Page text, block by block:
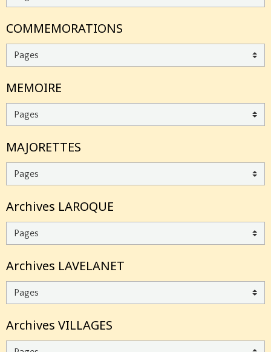
COMMEMORATIONS
MEMOIRE
MAJORETTES
Archives LAROQUE
Archives LAVELANET
Archives VILLAGES